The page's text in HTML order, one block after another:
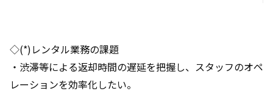
◇(*)レンタル業務の課題
・渋滞等による返却時間の遅延を把握し、スタッフのオペ
レーションを効率化したい。